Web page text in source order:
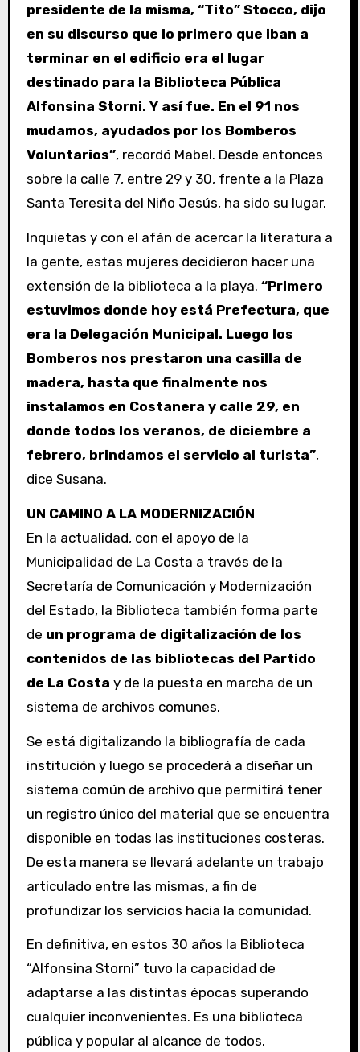
presidente de la misma, “Tito” Stocco, dijo
en su discurso que lo primero que iban a
terminar en el edificio era el lugar
destinado para la Biblioteca Pública
Alfonsina Storni. Y así fue. En el 91 nos
mudamos, ayudados por los Bomberos
Voluntarios”, recordó Mabel. Desde entonces
sobre la calle 7, entre 29 y 30, frente a la Plaza
Santa Teresita del Niño Jesús, ha sido su lugar.
Inquietas y con el afán de acercar la literatura a
la gente, estas mujeres decidieron hacer una
extensión de la biblioteca a la playa. “Primero
estuvimos donde hoy está Prefectura, que
era la Delegación Municipal. Luego los
Bomberos nos prestaron una casilla de
madera, hasta que finalmente nos
instalamos en Costanera y calle 29, en
donde todos los veranos, de diciembre a
febrero, brindamos el servicio al turista”,
dice Susana.
UN CAMINO A LA MODERNIZACIÓN
En la actualidad, con el apoyo de la
Municipalidad de La Costa a través de la
Secretaría de Comunicación y Modernización
del Estado, la Biblioteca también forma parte
de un programa de digitalización de los
contenidos de las bibliotecas del Partido
de La Costa y de la puesta en marcha de un
sistema de archivos comunes.
Se está digitalizando la bibliografía de cada
institución y luego se procederá a diseñar un
sistema común de archivo que permitirá tener
un registro único del material que se encuentra
disponible en todas las instituciones costeras.
De esta manera se llevará adelante un trabajo
articulado entre las mismas, a fin de
profundizar los servicios hacia la comunidad.
En definitiva, en estos 30 años la Biblioteca
“Alfonsina Storni” tuvo la capacidad de
adaptarse a las distintas épocas superando
cualquier inconvenientes. Es una biblioteca
pública y popular al alcance de todos.